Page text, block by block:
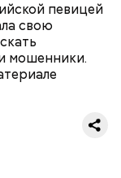
певицей
свою
мошенники.
мужчины
устраивают
время,
пока
что через год